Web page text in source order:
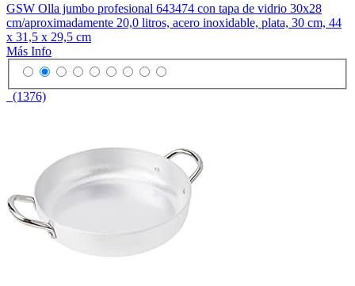
GSW Olla jumbo profesional 643474 con tapa de vidrio 30x28
cm/aproximadamente 20,0 litros, acero inoxidable, plata, 30 cm, 44
x 31,5 x 29,5 cm
Más Info
(1376)